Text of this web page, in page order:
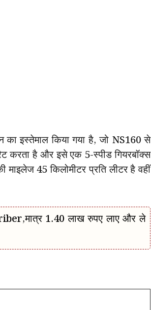
इस्तेमाल किया गया है, जो NS160 से
करता है और इसे एक 5-स्पीड गियरबॉक्स
45 किलोमीटर प्रति लीटर है वहीं
1.40 लाख रुपए लाए और ले